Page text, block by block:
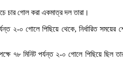
চার গোল করা একমাত্র দল তারা।
২-০ গোলে পিছিয়ে থেকে, নির্ধারিত সময়ের
৭৮ মিনিট পর্যন্ত ২-০ গোলে পিছিয়ে ছিল